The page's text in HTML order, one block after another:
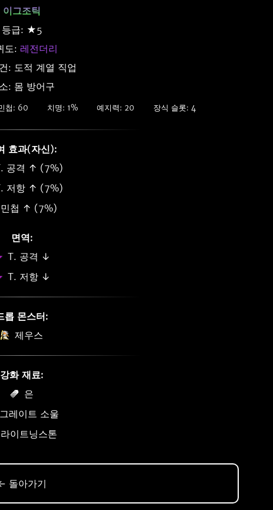
이그조틱
등급: ★5
도: 레전더리
: 도적 계열 직업
: 몸 방어구
첩: 60 치명: 1% 예지력: 20 장식 슬롯: 4
효과(자신):
공격 ↑ (7%)
저항 ↑ (7%)
민첩 ↑ (7%)
면역:
T. 공격 ↓
T. 저항 ↓
롭 몬스터:
제우스
강화 재료:
은
그레이트 소울
라이트닝스톤
돌아가기